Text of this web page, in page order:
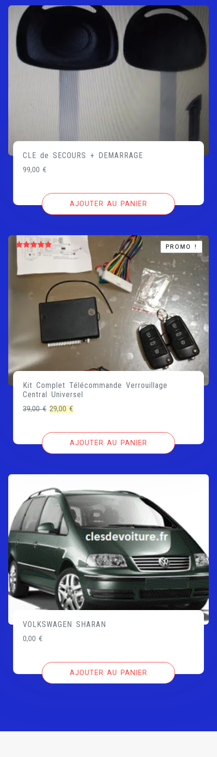
CLE de SECOURS + DEMARRAGE
99,00€
AJOUTER AU PANIER
Note 5.00
PROMO !
PROMO !
Kit Complet Télécommande Verrouillage
Central Universel
39,00€ Le
initial
29,00€
actuel
est :
AJOUTER AU PANIER
VOLKSWAGEN SHARAN
0,00€
AJOUTER AU PANIER